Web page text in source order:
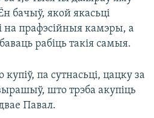
бачыў, якой якасьці
на прафэсійныя камэры, а
рабіць такія самыя.
купіў, па сутнасьці, цацку за
што трэба акупіць
Павал.